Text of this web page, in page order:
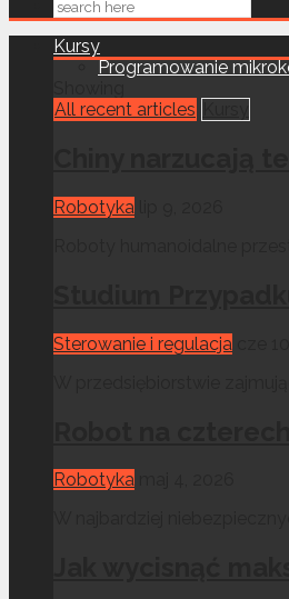
Kursy
Programowanie
All recent articles
Robotyka
Sterowanie i regulacja
Robotyka